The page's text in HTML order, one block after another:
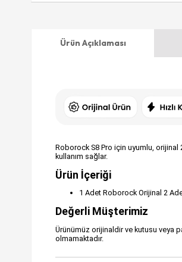
Ürün Açıklaması
Roborock S8 Pro için uyumlu, orijinal
kullanım sağlar.
Ürün İçeriği
1 Adet Roborock Orijinal 2
Değerli Müşterimiz
Ürünümüz orijinaldir ve kutusu veya
olmamaktadır.